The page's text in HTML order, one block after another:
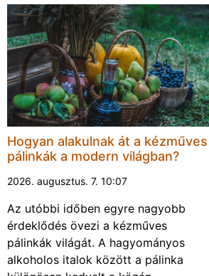
Hogyan alakulnak át a kézműves
pálinkák a modern világban?
2026. augusztus. 7. 10:07
Az utóbbi időben egyre nagyobb
érdeklődés övezi a kézműves
pálinkák világát. A hagyományos
alkoholos italok között a pálinka